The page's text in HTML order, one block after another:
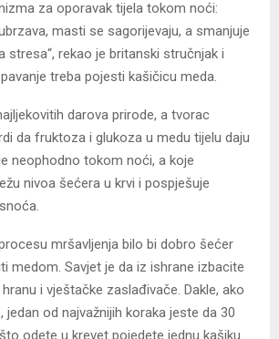
za oporavak tijela tokom noći:
masti se sagorijevaju, a smanjuje
stresa“, rekao je britanski stručnjak i
treba pojesti kašičicu meda.
darova prirode, a tvorac
da fruktoza i glukoza u medu tijelu daju
neophodno tokom noći, a koje
nivoa šećera u krvi i pospješuje
mršavljenja bilo bi dobro šećer
medom. Savjet je da iz ishrane izbacite
i vještačke zaslađivače. Dakle, ako
jedan od najvažnijih koraka jeste da 30
odete u krevet pojedete jednu kašiku